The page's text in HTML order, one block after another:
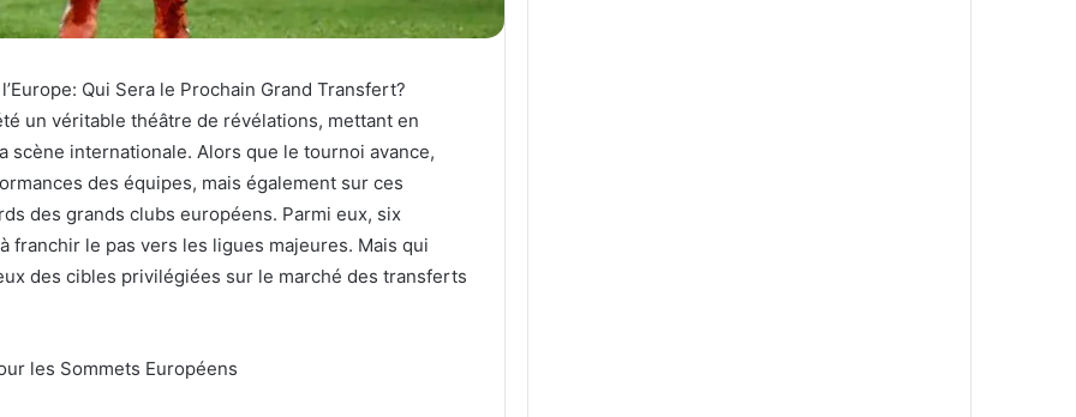
Qui Sera le Prochain Grand Transfert?
un véritable théâtre de révélations, mettant en
scène internationale. Alors que le tournoi avance,
des équipes, mais également sur ces
des grands clubs européens. Parmi eux, six
le pas vers les ligues majeures. Mais qui
des cibles privilégiées sur le marché des transferts
les Sommets Européens